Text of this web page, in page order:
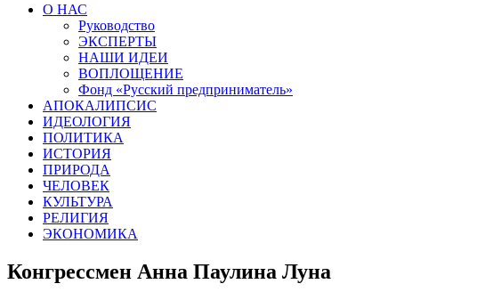
О НАС
Руководство
ЭКСПЕРТЫ
НАШИ ИДЕИ
ВОПЛОЩЕНИЕ
Фонд «Русский предприниматель»
АПОКАЛИПСИС
ИДЕОЛОГИЯ
ПОЛИТИКА
ИСТОРИЯ
ПРИРОДА
ЧЕЛОВЕК
КУЛЬТУРА
РЕЛИГИЯ
ЭКОНОМИКА
Конгрессмен Анна Паулина Луна